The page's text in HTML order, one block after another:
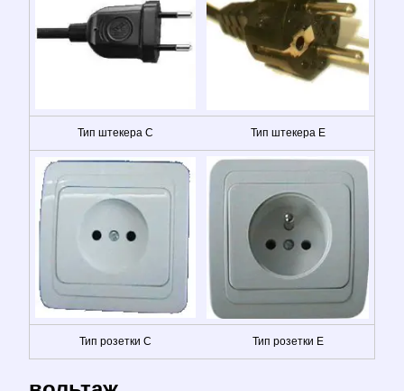
Тип штекера C Тип штекера E
Тип розетки C Тип розетки E